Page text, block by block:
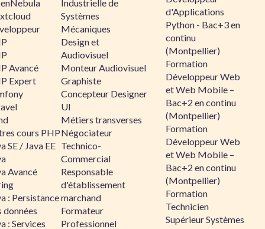
Avancé
Expert
cours PHP
SE / Java EE
Avancé
: Persistance
données
: Services
Industrielle de
Systèmes
Mécaniques
Design et
Audiovisuel
Monteur Audiovisuel
Graphiste
Concepteur Designer
UI
Métiers transverses
Négociateur
Technico-
Commercial
Responsable
d'établissement
marchand
Formateur
Professionnel
d'Applications
Python - Bac+3 en
continu
(Montpellier)
Formation
Développeur Web
et Web Mobile –
Bac+2 en continu
(Montpellier)
Formation
Développeur Web
et Web Mobile –
Bac+2 en continu
(Montpellier)
Formation
Technicien
Supérieur Systèmes